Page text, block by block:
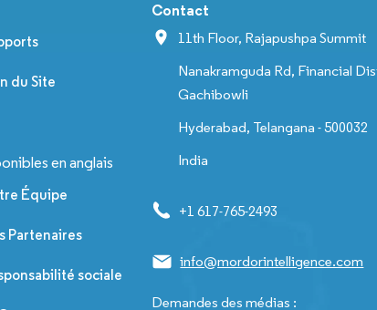
du Site
en anglais
Équipe
Partenaires
sociale
Contact
11th Floor, Rajapushpa Summit
Nanakramguda Rd, Financial
Gachibowli
Hyderabad, Telangana - 500032
India
+1 617-765-2493
info@mordorintelligence.com
Demandes des médias :